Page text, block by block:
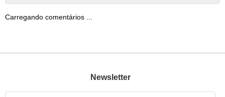
Carregando comentários ...
Newsletter